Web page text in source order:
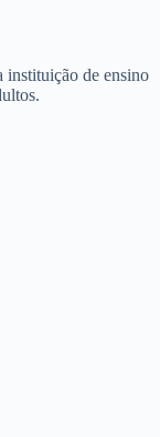
instituição de ensino